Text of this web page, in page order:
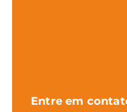
Entre em